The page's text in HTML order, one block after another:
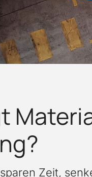
Zeit,